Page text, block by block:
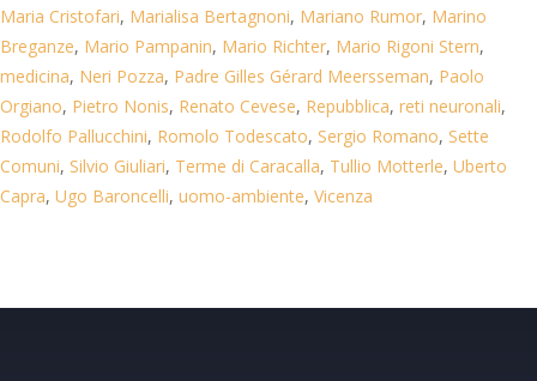
Maria Cristofari, Marialisa Bertagnoni, Mariano Rumor, Marino
Breganze, Mario Pampanin, Mario Richter, Mario Rigoni Stern,
medicina, Neri Pozza, Padre Gilles Gérard Meersseman, Paolo
Orgiano, Pietro Nonis, Renato Cevese, Repubblica, reti neuronali,
Rodolfo Pallucchini, Romolo Todescato, Sergio Romano, Sette
Comuni, Silvio Giuliari, Terme di Caracalla, Tullio Motterle, Uberto
Capra, Ugo Baroncelli, uomo-ambiente, Vicenza